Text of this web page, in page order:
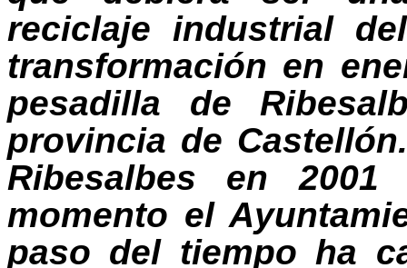
reciclaje industrial
transformación en
pesadilla de
provincia de
Ribesalbes en
momento el
paso del tiempo ha